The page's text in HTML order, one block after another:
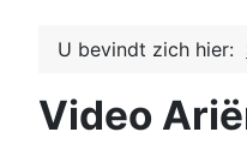
U bevindt zich hier:
Video